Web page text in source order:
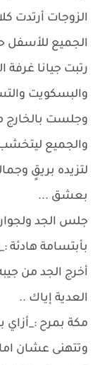
الزوجات أرتدت
الجميع للأسفل
رتبت جيانا
والبسكويت
وجلست بالخارج
والجميع
لتزيده بريقٍ
بعشق ...
جلس الجد
بأبتسامة هادئة
أخرج الجد من
العدية إياك ..
مكة بمرح :_أزاي
وتتهنى عشان